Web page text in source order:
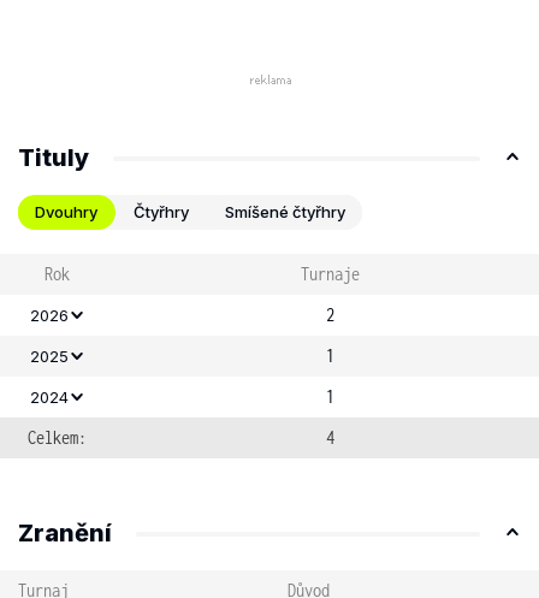
Tituly
Dvouhry Čtyřhry Smíšené čtyřhry
Rok Turnaje
2026 2
2025 1
2024
1
Celkem:
4
Zranění
Turnaj Důvod